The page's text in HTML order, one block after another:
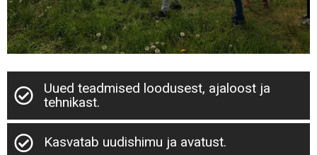
Uued teadmised loodusest, ajaloost ja
tehnikast.
Kasvatab uudishimu ja avatust.